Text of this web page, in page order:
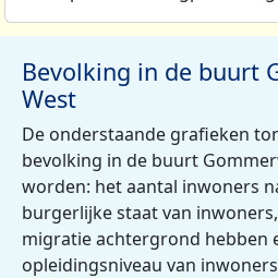
Bevolking in de buurt
West
De onderstaande grafieken
bevolking in de buurt
worden: het aantal inwoners
burgerlijke staat van
migratie achtergrond hebben
opleidingsniveau van